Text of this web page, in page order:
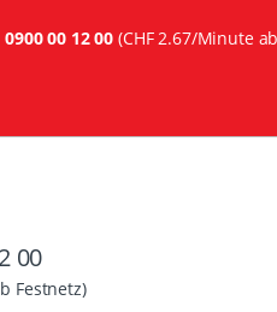
0900 00 12 00 (CHF 2.67/Minute
00
Festnetz)